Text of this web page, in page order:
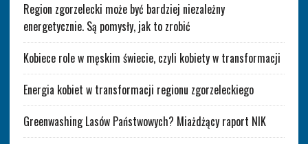
Region zgorzelecki może być bardziej niezależny
energetycznie. Są pomysły, jak to zrobić
Kobiece role w męskim świecie, czyli kobiety w transformacji
Energia kobiet w transformacji regionu zgorzeleckiego
Greenwashing Lasów Państwowych? Miażdżący raport NIK